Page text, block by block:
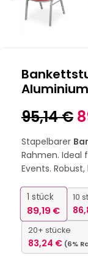
95,14€
Stapelbarer
Rahmen. Ideal
Events.
1 stück
89,19€
10
20+ stücke
83,24 € (6%